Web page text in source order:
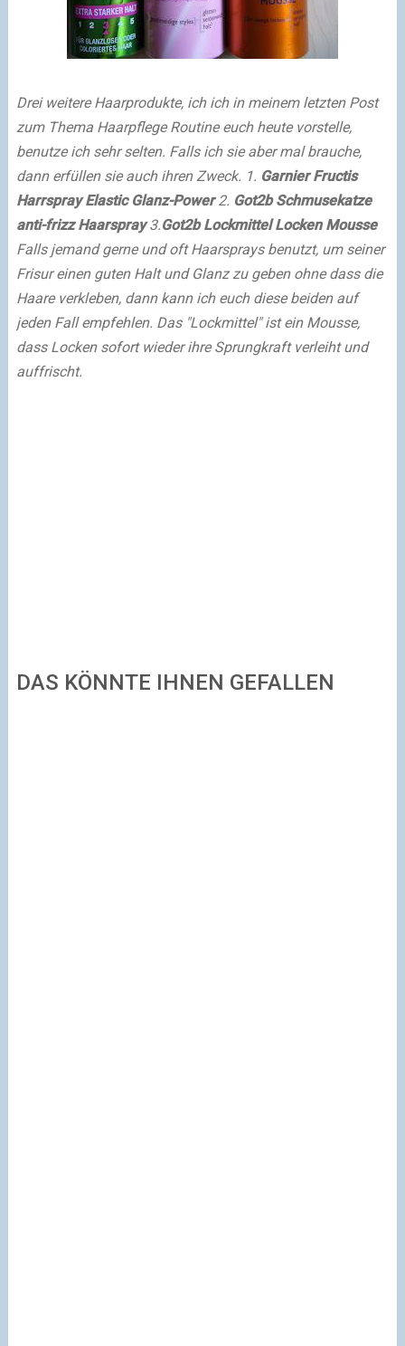
Drei weitere Haarprodukte, ich ich in meinem letzten Post
zum Thema Haarpflege Routine euch heute vorstelle,
benutze ich sehr selten. Falls ich sie aber mal brauche,
dann erfüllen sie auch ihren Zweck. 1. GarnierFructis
Harrspray Elastic Glanz-Power 2. Got2b Schmusekatze
anti-frizz Haarspray 3.Got2b Lockmittel Locken Mousse
Falls jemand gerne und oft Haarsprays benutzt, um seiner
Frisur einen guten Halt und Glanz zu geben ohne dass die
Haare verkleben, dann kann ich euch diese beiden auf
jeden Fall empfehlen. Das "Lockmittel" ist ein Mousse,
dass Locken sofort wieder ihre Sprungkraft verleiht und
auffrischt.
DAS KÖNNTE IHNEN GEFALLEN